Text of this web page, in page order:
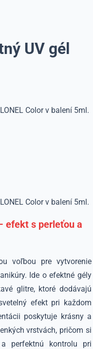
UV gél
Color v balení 5ml.
Color v balení 5ml.
efekt s perleťou a
voľbou pre vytvorenie
Ide o efektné gély
glitre, ktoré dodávajú
efekt pri každom
poskytuje krásny a
vrstvách, pričom si
perfektnú kontrolu pri